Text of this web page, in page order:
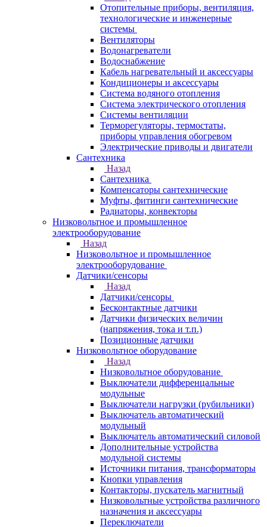
Отопительные приборы, вентиляция,
технологические и инженерные
системы
Вентиляторы
Водонагреватели
Водоснабжение
Кабель нагревательный и аксессуары
Кондиционеры и аксессуары
Система водяного отопления
Система электрического отопления
Системы вентиляции
Терморегуляторы, термостаты,
приборы управления обогревом
Электрические приводы и двигатели
Сантехника
Назад
Сантехника
Компенсаторы сантехнические
Муфты, фитинги сантехнические
Радиаторы, конвекторы
Низковольтное и промышленное
электрооборудование
Назад
Низковольтное и промышленное
электрооборудование
Датчики/сенсоры
Назад
Датчики/сенсоры
Бесконтактные датчики
Датчики физических величин
(напряжения, тока и т.п.)
Позиционные датчики
Низковольтное оборудование
Назад
Низковольтное оборудование
Выключатели дифференцальные
модульные
Выключатели нагрузки (рубильники)
Выключатель автоматический
модульный
Выключатель автоматический силовой
Дополнительные устройства
модульной системы
Источники питания, трансформаторы
Кнопки управления
Контакторы, пускатель магнитный
Низковольтные устройства различного
назначения и аксессуары
Переключатели